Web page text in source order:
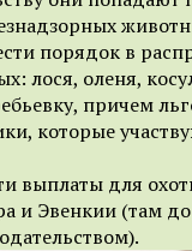
порядок в
лося, оленя,
причем
которые
выплаты для
и Эвенкии (там